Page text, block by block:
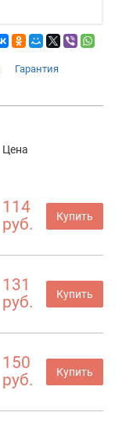
Гарантия
Цена
114
руб.
Купить
131
руб.
Купить
150
руб.
Купить